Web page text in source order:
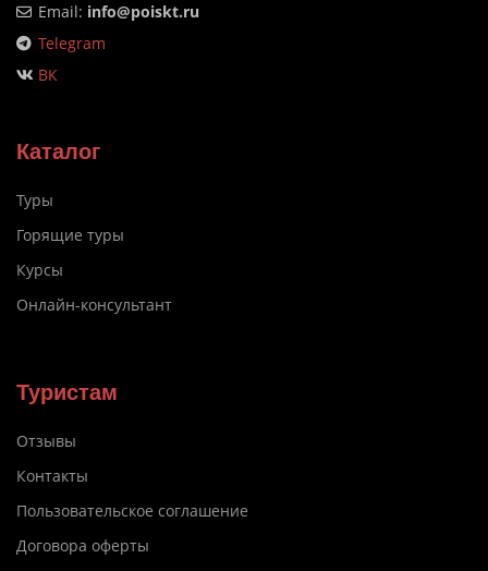
Email: info@poiskt.ru
Telegram
ВК
Каталог
Туры
Горящие туры
Курсы
Онлайн-консультант
Туристам
Отзывы
Контакты
Пользовательское соглашение
Договора оферты